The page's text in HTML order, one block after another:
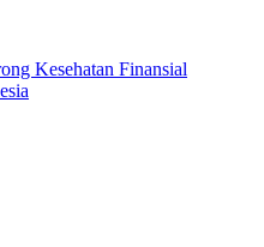
Kesehatan Finansial